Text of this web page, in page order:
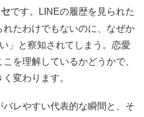
です。LINEの履歴を見られた
たわけでもないのに、なぜか
」と察知されてしまう。恋愛
を理解しているかどうかで、
変わります。
レやすい代表的な瞬間と、そ